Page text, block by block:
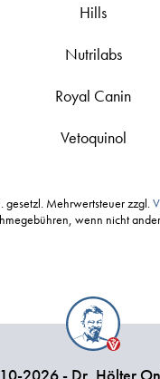
Hills
Nutrilabs
Royal Canin
Vetoquinol
gesetzl. Mehrwertsteuer zzgl.
wenn nicht